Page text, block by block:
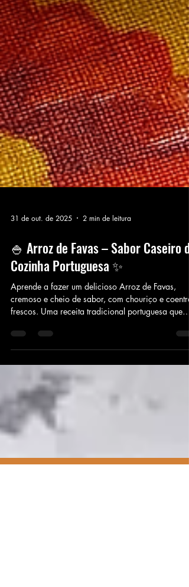
31 de out. de 2025 2 min de leitura
🍚 Arroz de Favas – Sabor Caseiro da
Cozinha Portuguesa ✨
Aprende a fazer um delicioso Arroz de Favas,
frescos. Uma receita tradicional portuguesa que
aquece o paladar e o coração.